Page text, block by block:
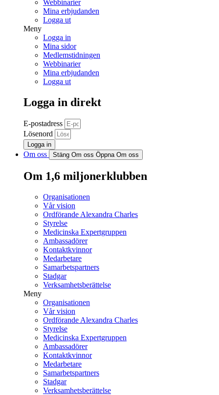
Webbinarier
Mina erbjudanden
Logga ut
Meny
Logga in
Mina sidor
Medlemstidningen
Webbinarier
Mina erbjudanden
Logga ut
Logga in direkt
E-postadress
Lösenord
Logga in
Om oss Stäng Om oss Öppna Om oss
Om 1,6 miljonerklubben
Organisationen
Vår vision
Ordförande Alexandra Charles
Styrelse
Medicinska Expertgruppen
Ambassadörer
Kontaktkvinnor
Medarbetare
Samarbetspartners
Stadgar
Verksamhetsberättelse
Meny
Organisationen
Vår vision
Ordförande Alexandra Charles
Styrelse
Medicinska Expertgruppen
Ambassadörer
Kontaktkvinnor
Medarbetare
Samarbetspartners
Stadgar
Verksamhetsberättelse